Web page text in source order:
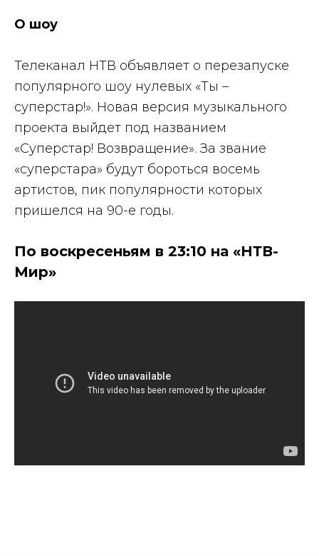
О шоу
Телеканал НТВ объявляет о перезапуске
популярного шоу нулевых «Ты –
суперстар!». Новая версия музыкального
проекта выйдет под названием
«Суперстар! Возвращение». За звание
«суперстара» будут бороться восемь
артистов, пик популярности которых
пришелся на 90-е годы.
По воскресеньям в 23:10 на «НТВ-
Мир»